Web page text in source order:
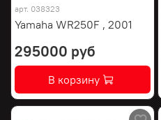
арт. 038323
Yamaha WR250F , 2001
295000 руб
В корзину